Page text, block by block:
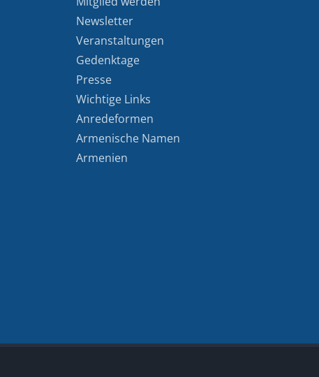
Newsletter
Veranstaltungen
Gedenktage
Presse
Wichtige Links
Anredeformen
Armenische Namen
Armenien